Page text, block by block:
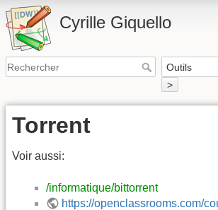
Cyrille Giquello
>
Torrent
Voir aussi:
/informatique/bittorrent
https://openclassrooms.com/